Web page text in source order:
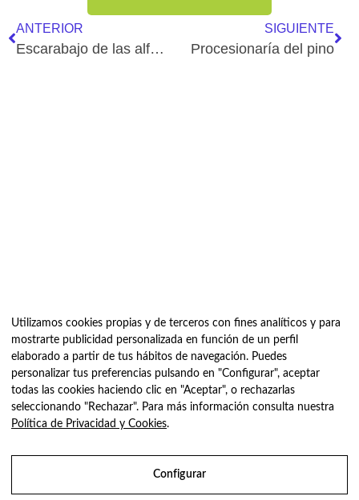
We value your privacy
ANTERIOR
Escarabajo de las alfombras
SIGUIENTE
Procesionaría del pino
© Cèntric Plagues- 2022 | Inscripció en el Registre Oficial
d’Establiments i Serveis Plaguicides N° 0016CAT-SGI
Utilizamos cookies propias y de terceros con fines analíticos y para
mostrarte publicidad personalizada en función de un perfil
elaborado a partir de tus hábitos de navegación. Puedes
personalizar tus preferencias pulsando en "Configurar", aceptar
todas las cookies haciendo clic en "Aceptar", o rechazarlas
seleccionando "Rechazar". Para más información consulta nuestra
Política de Privacidad y Cookies.
Configurar